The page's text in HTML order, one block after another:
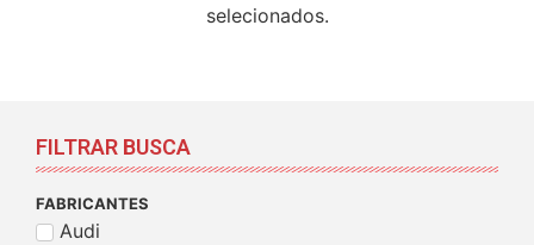
FILTRAR BUSCA
FABRICANTES
Audi
selecionados.